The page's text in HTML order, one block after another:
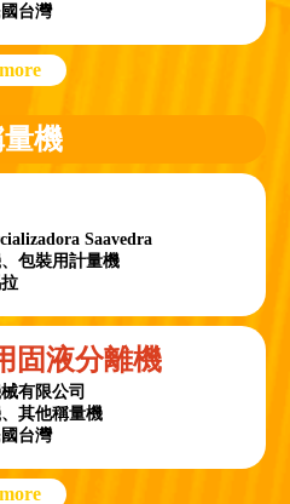
台灣
more
機
Saavedra
包裝用計量機
固液分離機
有限公司
其他稱量機
台灣
more